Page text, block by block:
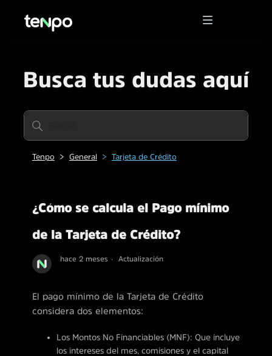
Busca tus dudas aquí
Tenpo General Tarjeta de Crédito
¿Cómo se calcula el Pago mínimo
de la Tarjeta de Crédito?
hace 2 meses Actualización
El pago mínimo de la Tarjeta de Crédito
considera dos elementos:
Los Montos No Financiables (MNF): Que incluye
los intereses del mes, comisiones y el capital